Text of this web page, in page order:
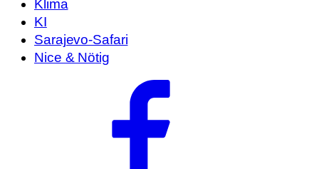
Klima
KI
Sarajevo-Safari
Nice & Nötig